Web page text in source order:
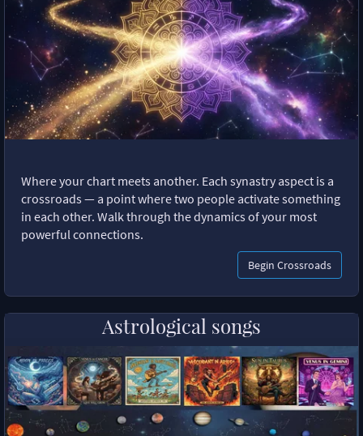
Where your chart meets another. Each synastry aspect is a
crossroads — a point where two people activate something
in each other. Walk through the dynamics of your most
powerful connections.
Begin Crossroads
Astrological songs